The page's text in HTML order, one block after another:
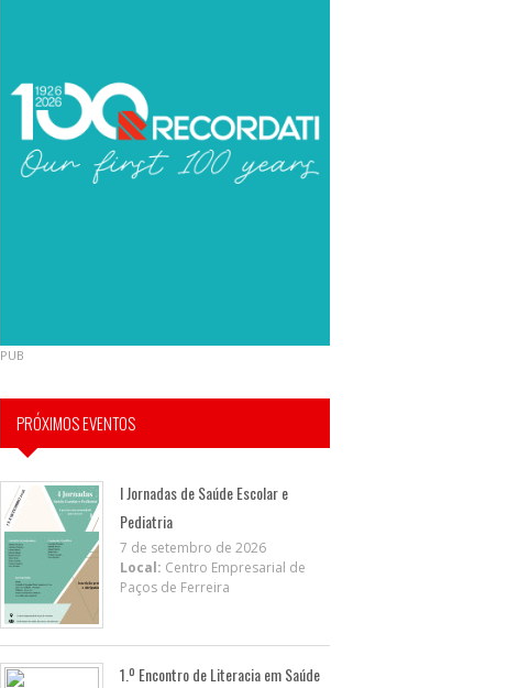
PUB
PRÓXIMOS EVENTOS
I Jornadas de Saúde Escolar e
Pediatria
7 de setembro de 2026
Local: Centro Empresarial de
Paços de Ferreira
1.º Encontro de Literacia em Saúde